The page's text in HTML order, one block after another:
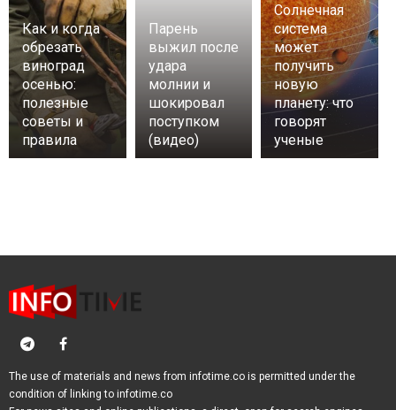
Как и когда
обрезать
виноград
осенью:
полезные
советы и
правила
Парень
выжил после
удара
молнии и
шокировал
поступком
(видео)
Солнечная
система
может
получить
новую
планету: что
говорят
ученые
The use of materials and news from infotime.co is permitted under the
condition of linking to infotime.co